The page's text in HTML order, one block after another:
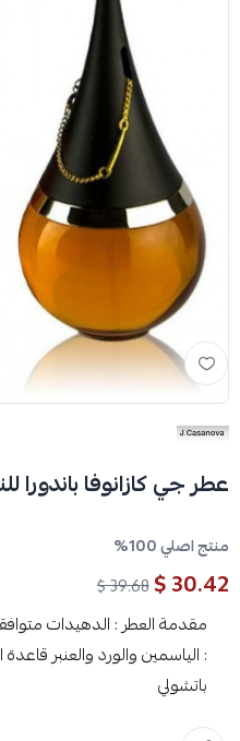
عطر جي كازانوفا باندورا
منتج اصلي 100%
30.42 $
39.68 $
مقدمة العطر : الدهيدات
: الياسمين والورد والعنبر
باتشولي